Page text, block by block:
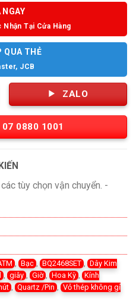
NGAY
Nhận Tại Cửa Hàng
QUA THẺ
JCB
ZALO
07 0880 1001
tùy chọn vận chuyển. -
Bạc BQ2468SET
Dây Kim
giây Giờ Hoa Kỳ
Kính
Quartz /Pin
Vỏ thép không gỉ